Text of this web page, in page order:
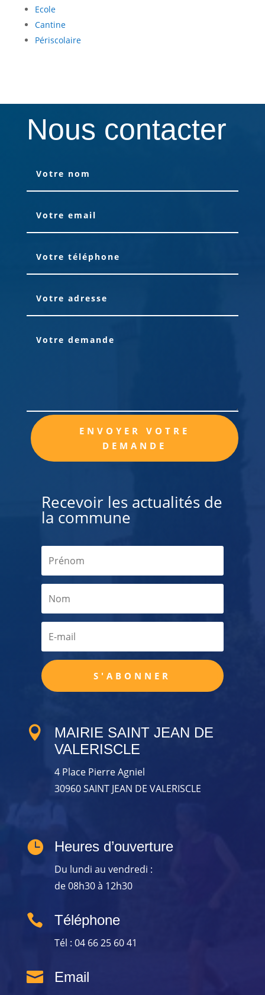
Ecole
Cantine
Périscolaire
Nous contacter
ENVOYER VOTRE
DEMANDE
Alternative:
Recevoir les actualités de
la commune
S'ABONNER

MAIRIE SAINT JEAN DE
VALERISCLE
4 Place Pierre Agniel
30960 SAINT JEAN DE VALERISCLE
 Heures d’ouverture
Du lundi au vendredi :
de 08h30 à 12h30
 Téléphone
Tél : 04 66 25 60 41
 Email